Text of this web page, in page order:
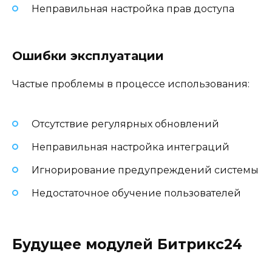
Неправильная настройка прав доступа
Ошибки эксплуатации
Частые проблемы в процессе использования:
Отсутствие регулярных обновлений
Неправильная настройка интеграций
Игнорирование предупреждений системы
Недостаточное обучение пользователей
Будущее модулей Битрикс24